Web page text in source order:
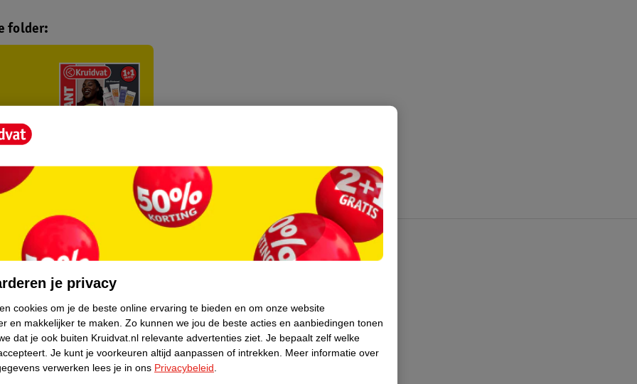
folder:
Over Kruidvat
Pers
Winkelformule
Bedrijfsgegevens
je privacy
cookies om je de beste online ervaring te bieden en om onze website
en makkelijker te maken. Zo kunnen we jou de beste acties en aanbiedingen tonen
dat je ook buiten Kruidvat.nl relevante advertenties ziet. Je bepaalt zelf welke
Je kunt je voorkeuren altijd aanpassen of intrekken.
Meer informatie over
verwerken lees je in ons Privacybeleid